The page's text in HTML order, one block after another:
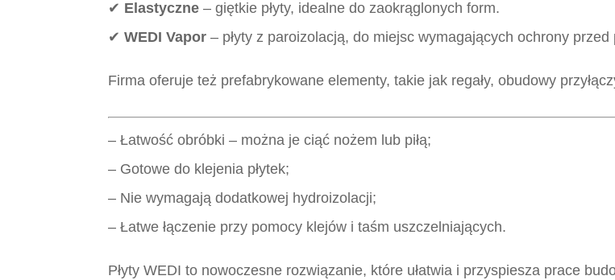
✔ Elastyczne – giętkie płyty, idealne do zaokrąglonych form.
✔WEDI Vapor – płyty z paroizolacją, do miejsc wymagających ochrony przed
Firma oferuje też prefabrykowane elementy, takie jak regały, obudowy
– Łatwość obróbki – można je ciąć nożem lub piłą;
– Gotowe do klejenia płytek;
– Nie wymagają dodatkowej hydroizolacji;
– Łatwe łączenie przy pomocy klejów i taśm uszczelniających.
Płyty WEDI to nowoczesne rozwiązanie, które ułatwia i przyspiesza prace